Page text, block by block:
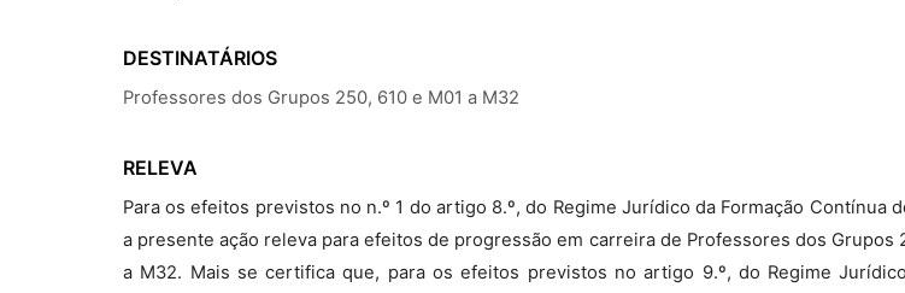
DESTINATÁRIOS
Professores dos Grupos 250, 610 e M01 a M32
RELEVA
Para os efeitos previstos no n.º 1 do artigo 8.º, do Regime Jurídico da Formação Contínua
a presente ação releva para efeitos de progressão em carreira de Professores dos Grupos
a M32. Mais se certifica que, para os efeitos previstos no artigo 9.º, do Regime